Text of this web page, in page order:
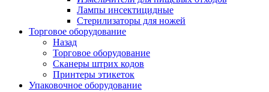
Лампы инсектицидные
Стерилизаторы для ножей
Торговое оборудование
Назад
Торговое оборудование
Сканеры штрих кодов
Принтеры этикеток
Упаковочное оборудование